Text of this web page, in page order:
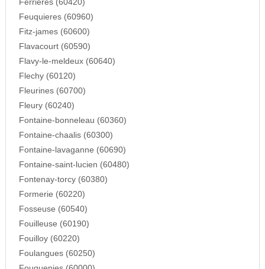
Ferrieres (60420)
Feuquieres (60960)
Fitz-james (60600)
Flavacourt (60590)
Flavy-le-meldeux (60640)
Flechy (60120)
Fleurines (60700)
Fleury (60240)
Fontaine-bonneleau (60360)
Fontaine-chaalis (60300)
Fontaine-lavaganne (60690)
Fontaine-saint-lucien (60480)
Fontenay-torcy (60380)
Formerie (60220)
Fosseuse (60540)
Fouilleuse (60190)
Fouilloy (60220)
Foulangues (60250)